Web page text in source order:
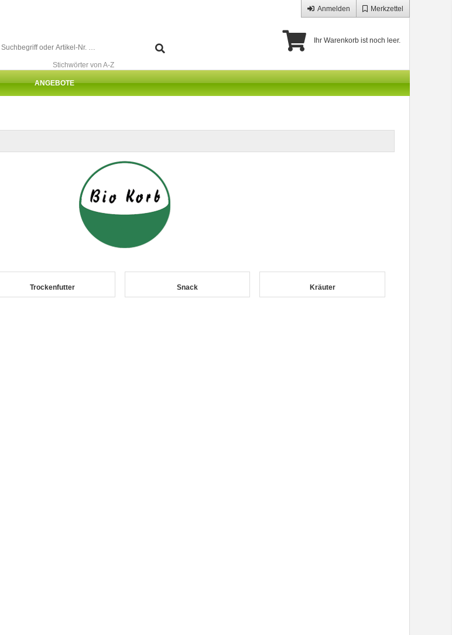
Stichwörter von A-Z
Anmelden Merkzettel
Ihr Warenkorb ist noch leer.
ANGEBOTE
Trockenfutter Snack Kräuter